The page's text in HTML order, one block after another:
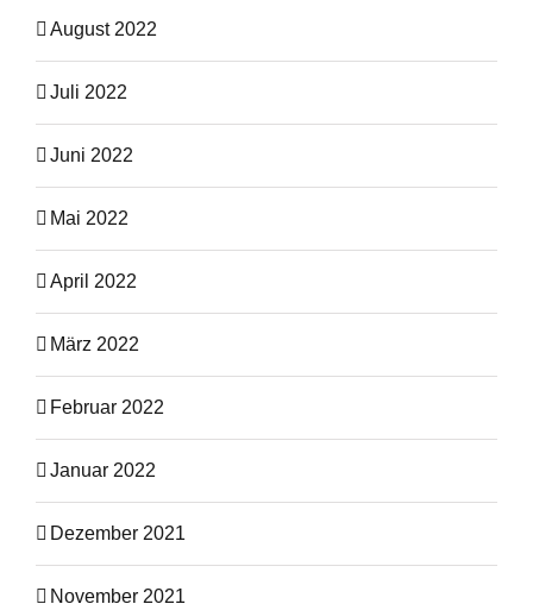
August 2022
Juli 2022
Juni 2022
Mai 2022
April 2022
März 2022
Februar 2022
Januar 2022
Dezember 2021
November 2021